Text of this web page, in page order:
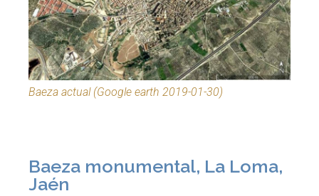
Baeza actual (Google earth 2019-01-30)
Baeza monumental, La Loma,
Jaén